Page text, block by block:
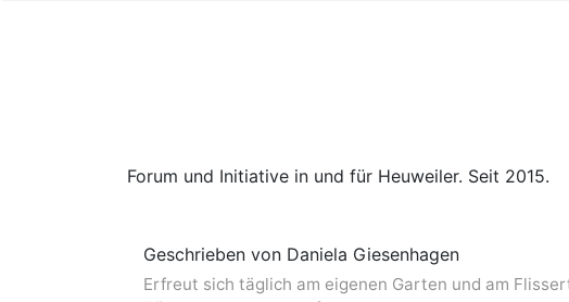
Forum und Initiative in und für Heuweiler. Seit 2015.
Geschrieben von Daniela Giesenhagen
Erfreut sich täglich am eigenen Garten und am